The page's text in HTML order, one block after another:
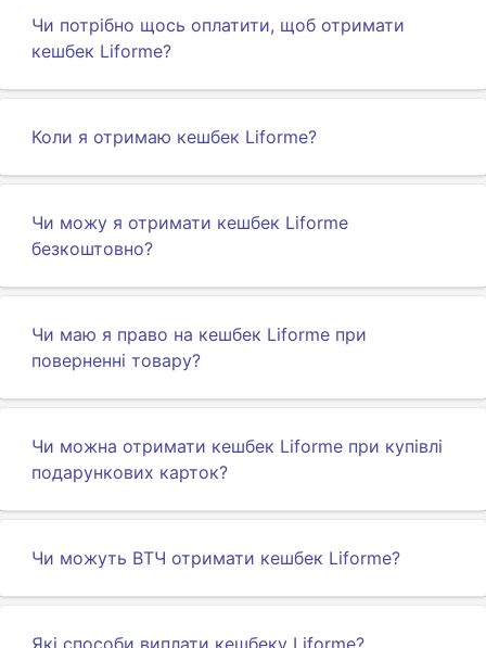
Чи потрібно щось оплатити, щоб отримати
кешбек Liforme?
Коли я отримаю кешбек Liforme?
Чи можу я отримати кешбек Liforme
безкоштовно?
Чи маю я право на кешбек Liforme при
поверненні товару?
Чи можна отримати кешбек Liforme при купівлі
подарункових карток?
Чи можуть ВТЧ отримати кешбек Liforme?
Які способи виплати кешбеку Liforme?